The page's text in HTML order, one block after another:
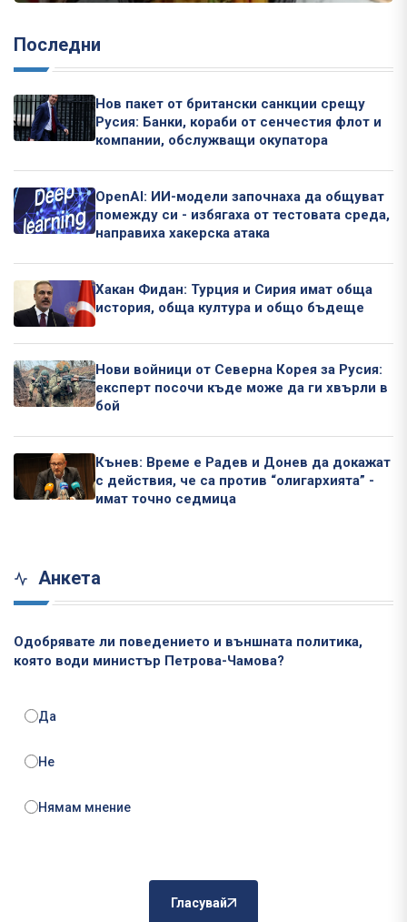
Последни
Нов пакет от британски санкции срещу
Русия: Банки, кораби от сенчестия флот и
компании, обслужващи окупатора
OpenAI: ИИ-модели започнаха да общуват
помежду си - избягаха от тестовата среда,
направиха хакерска атака
Хакан Фидан: Турция и Сирия имат обща
история, обща култура и общо бъдеще
Нови войници от Северна Корея за Русия:
експерт посочи къде може да ги хвърли в
бой
Кънев: Време е Радев и Донев да докажат
с действия, че са против “олигархията” -
имат точно седмица
Анкета
Одобрявате ли поведението и външната политика,
която води министър Петрова-Чамова?
Да
Не
Нямам мнение
Гласувай